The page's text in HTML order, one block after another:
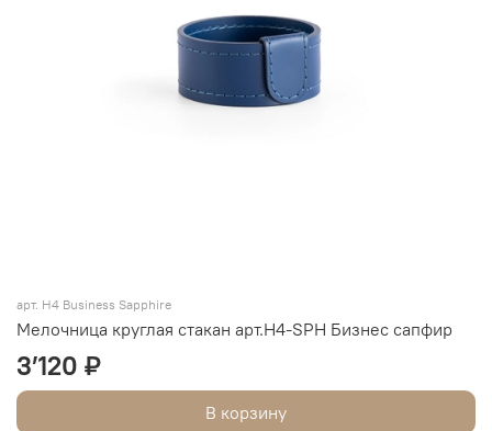
арт. Н4 Business Sapphire
Мелочница круглая стакан арт.Н4-SPH Бизнес сапфир
3’120 ₽
В корзину